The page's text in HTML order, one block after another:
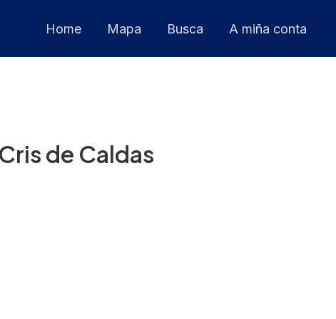
Home Mapa Busca A miña conta
de Caldas